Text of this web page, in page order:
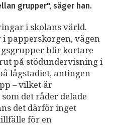
grupper", säger han.
i skolans värld.
papperskorgen, vägen
blir kortare
på stödundervisning i
lågstadiet, antingen
– vilket är
det råder delade
det därför inget
för en